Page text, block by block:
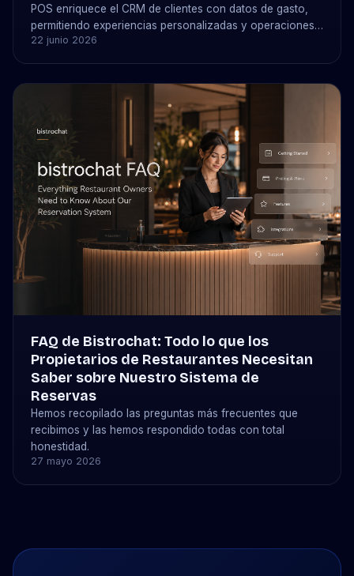
POS enriquece el CRM de clientes con datos de gasto,
permitiendo experiencias personalizadas y operaciones
de restaurante más inteligentes.
22 junio 2026
FAQ de Bistrochat: Todo lo que los
Propietarios de Restaurantes Necesitan
Saber sobre Nuestro Sistema de
Reservas
Hemos recopilado las preguntas más frecuentes que
recibimos y las hemos respondido todas con total
honestidad.
27 mayo 2026